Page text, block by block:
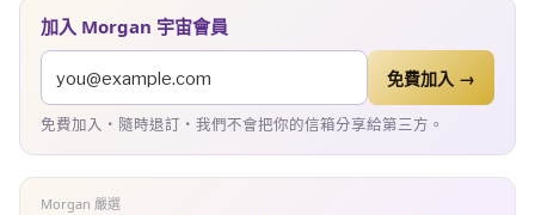
加入 Morgan 宇宙會員
免費加入 →
免費加入・隨時退訂・我們不會把你的信箱分享給第三方。
Morgan 嚴選